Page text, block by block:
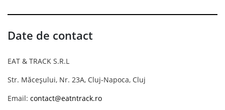
Date de contact
EAT & TRACK S.R.L
Str. Măceșului, Nr. 23A, Cluj-Napoca, Cluj
Email: contact@eatntrack.ro